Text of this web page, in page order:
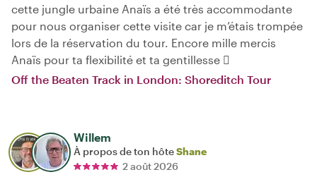
cette jungle urbaine Anaïs a été très accommodante
pour nous organiser cette visite car je m’étais trompée
lors de la réservation du tour. Encore mille mercis
Anaïs pour ta flexibilité et ta gentillesse 
Off the Beaten Track in London: Shoreditch Tour
Willem
À propos de ton hôteShane
2 août 2026